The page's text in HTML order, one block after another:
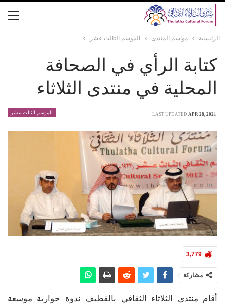
الرئيسية مواسم المنتدى الموسم الثالث عشر
كتابة الرأي في الصحافة
المحلية في منتدى الثلاثاء
الموسم الثالث عشر LAST UPDATED APR 28, 2021
3,779
مشاركة
أقام منتدى الثلاثاء الثقافي بالقطيف ندوة حوارية موسعة